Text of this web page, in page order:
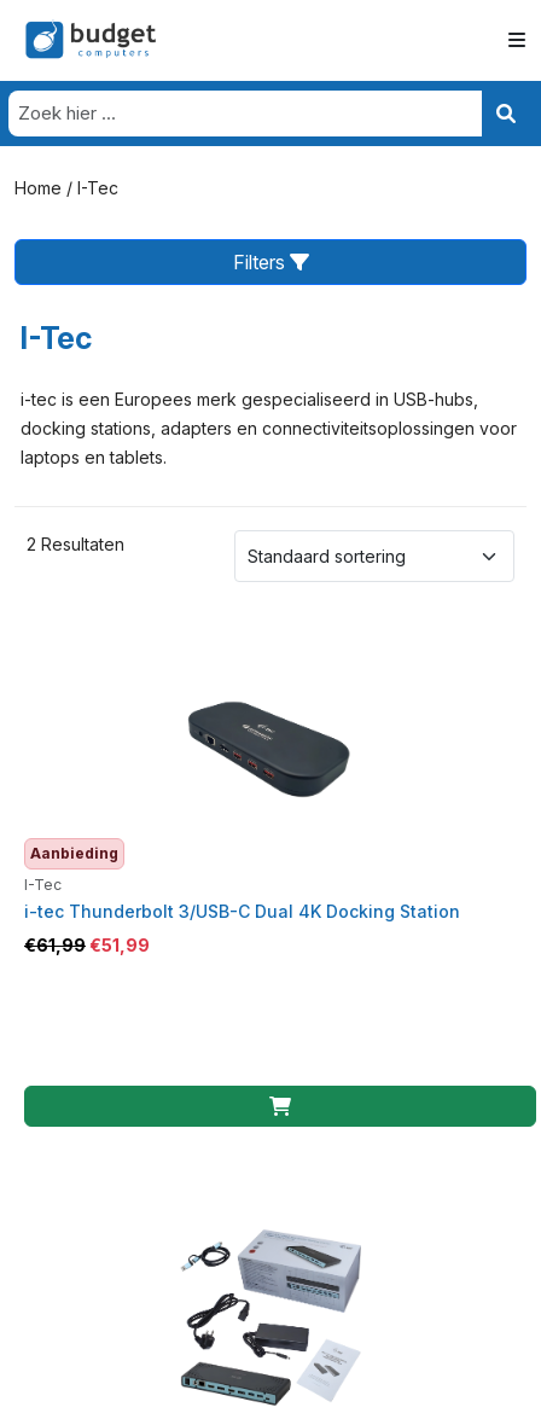
Home / I-Tec
Filters
I-Tec
i-tec is een Europees merk gespecialiseerd in USB-hubs,
docking stations, adapters en connectiviteitsoplossingen voor
laptops en tablets.
2 Resultaten
Aanbieding
I-Tec
i-tec Thunderbolt 3/USB-C Dual 4K Docking Station
€61,99€51,99